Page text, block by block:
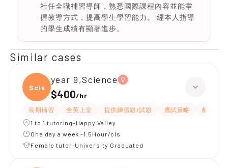
社任全職補習導師，熟悉國際課程內容並能掌
握教導方式，提高學生學習能力。 經本人指導
的學生成績有顯著進步。
Similar cases
Scien
year 9,Science
$400/hr
長期補習 全英上堂 提供練習題/試題 應試策略
解題思路
1 to 1 tutoring-Happy Valley
One day a week -1.5Hour/cls
Female tutor-University Graduated